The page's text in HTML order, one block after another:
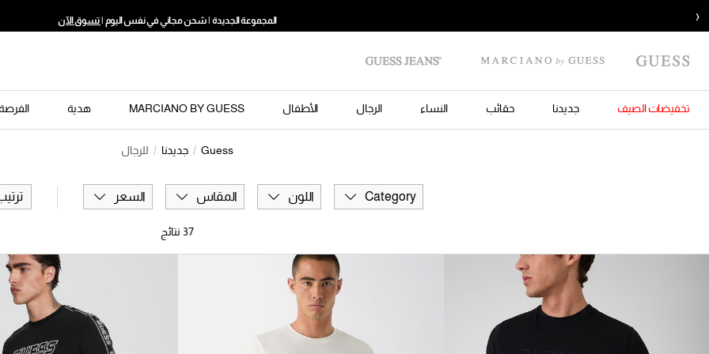
‹ المجموعة الجديدة | شحن مجاني في نفس اليوم | تسوق الآن
تخفيضات الصيف جديدنا حقائب النساء الرجال الأطفال MARCIANO BY GUESS هدية الفرصة
Guess جديدنا للرجال
Category اللون المقاس السعر
37 نتائج